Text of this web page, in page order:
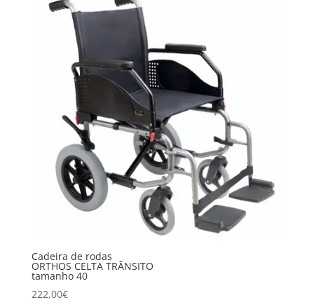
Cadeira de rodas
ORTHOS CELTA TRÂNSITO
tamanho 40
222,00€